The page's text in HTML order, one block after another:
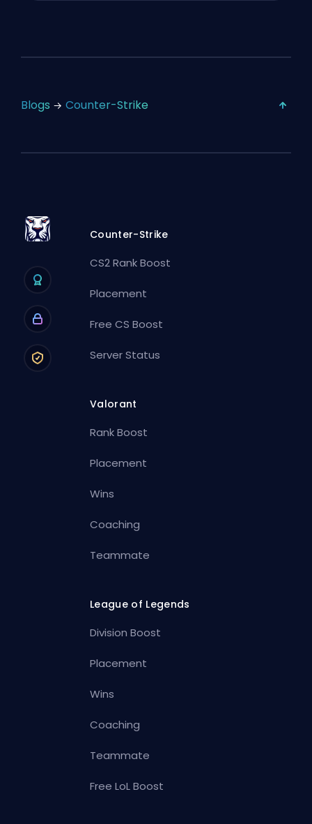
Blogs Counter-Strike
Counter-Strike
CS2 Rank Boost
Placement
Free CS Boost
Server Status
Valorant
Rank Boost
Placement
Wins
Coaching
Teammate
League of Legends
Division Boost
Placement
Wins
Coaching
Teammate
Free LoL Boost